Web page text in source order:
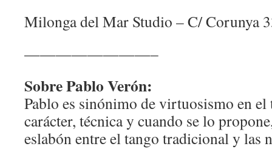
Milonga del Mar Studio – C/ Corunya
————————–
Sobre Pablo Verón:
Pablo es sinónimo de virtuosismo en el
carácter, técnica y cuando se lo
eslabón entre el tango tradicional y las